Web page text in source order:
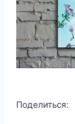
Поделиться: